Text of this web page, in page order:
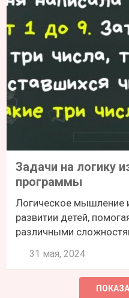
Задачи на логику
программы
Логическое мышление
развитии детей,
различными
31 мая, 2024